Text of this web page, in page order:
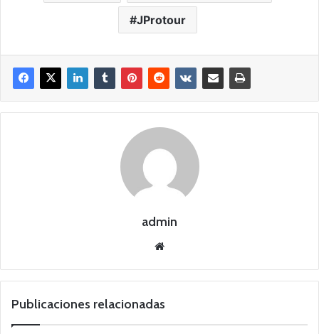
JProtour
admin
we
Publicaciones relacionadas